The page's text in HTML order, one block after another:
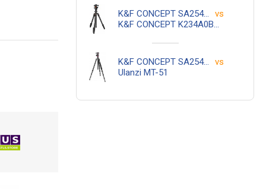
K&F CONCEPT SA254M2
vs
K&F CONCEPT K234A0BH28L
K&F CONCEPT SA254M2
vs
Ulanzi MT-51